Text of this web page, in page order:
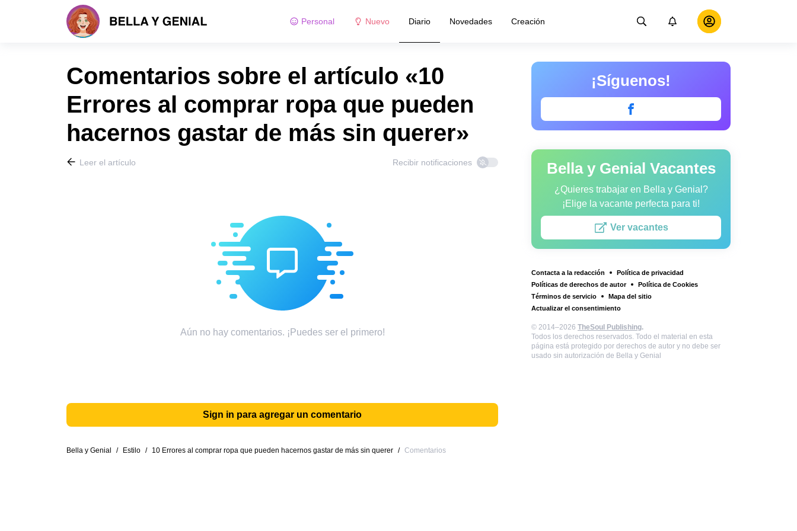
Personal Nuevo Diario Novedades Creación
¡Síguenos!
Bella y Genial Vacantes
¿Quieres trabajar en Bella y Genial?
¡Elige la vacante perfecta para ti!
Ver vacantes
Contacta a la redacción
Política de privacidad
Políticas de derechos de autor
Política de Cookies
Términos de servicio
Mapa del sitio
Actualizar el consentimiento
© 2014–2026 TheSoul Publishing.
Todos los derechos reservados. Todo el material en esta
página está protegido por derechos de autor y no debe ser
usado sin autorización de Bella y Genial
Comentarios sobre el artículo «10
Errores al comprar ropa que pueden
hacernos gastar de más sin querer»
Leer el artículo Recibir notificaciones
Aún no hay comentarios. ¡Puedes ser el primero!
Sign in para agregar un comentario
Bella y Genial / Estilo / 10 Errores al comprar ropa que pueden hacernos gastar de más sin querer / Comentarios